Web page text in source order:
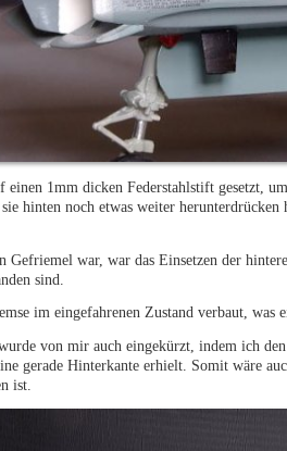
einen 1mm dicken Federstahlstift gesetzt,
hinten noch etwas weiter
Gefriemel war, war das Einsetzen der
sind.
im eingefahrenen Zustand verbaut, was
von mir auch eingekürzt, indem ich
gerade Hinterkante erhielt. Somit wäre
ist.